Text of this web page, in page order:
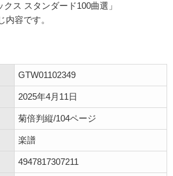
ス スタンダード100曲選」
内容です。
GTW01102349
2025年4月11日
菊倍判縦/104ページ
楽譜
4947817307211